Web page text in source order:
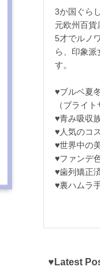
3か国ぐら
元欧州百貨
5才でルノ
ら、印象派
す。
♥ブルベ夏
（ブライ
♥青み吸収
♥人気のコ
♥世界中の
♥ファンデ
♥歯列矯正
♥裏ハムラ
♥Latest